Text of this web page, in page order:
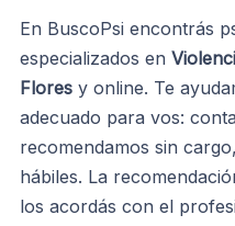
En BuscoPsi encontrás
especializados en
Flores y online. Te
adecuado para vos:
recomendamos sin
hábiles. La
los acordás con el